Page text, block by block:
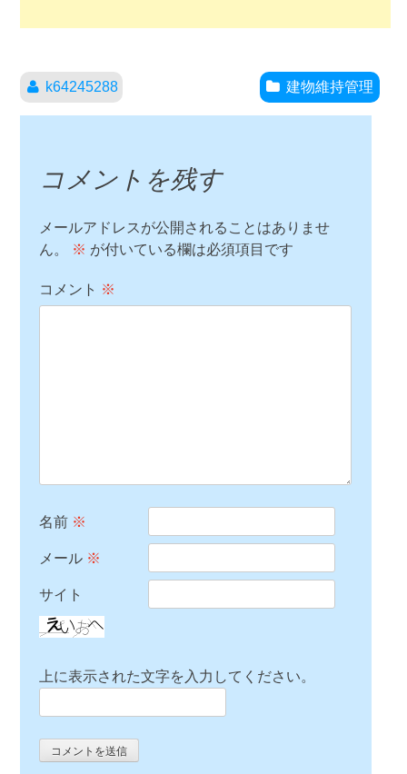
k64245288 建物維持管理
コメントを残す
メールアドレスが公開されることはありませ
ん。
※ が付いている欄は必須項目です
コメント ※
名前 ※
メール ※
サイト
上に表示された文字を入力してください。